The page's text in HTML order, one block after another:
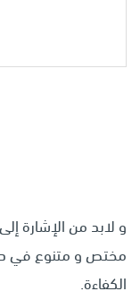
و لابد من الإشارة
مختص و متنوع في
الكفاءة.